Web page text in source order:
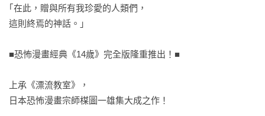
｢在此，贈與所有我珍愛的人類們，
這則終焉的神話。」
■恐怖漫畫經典《14歲》完全版隆重推出！■
上承《漂流教室》，
日本恐怖漫畫宗師楳圖一雄集大成之作！